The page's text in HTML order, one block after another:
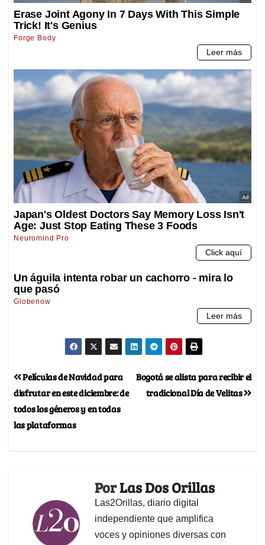
Bogotá se alista para recibir el
tradicional Día de Velitas
Películas de Navidad para
disfrutar en este diciembre: de
todos los géneros y en todas
las plataformas
PorLas Dos Orillas
Las2Orillas, diario digital
independiente que amplifica
voces y opiniones diversas con